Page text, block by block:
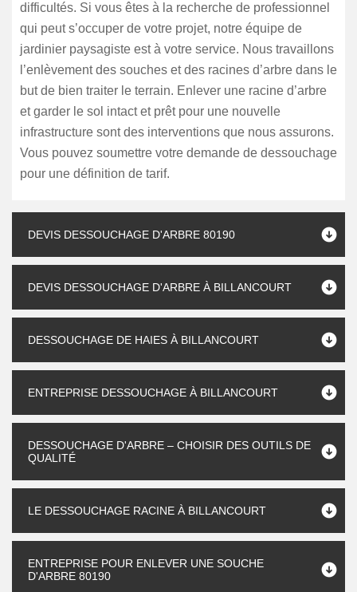
difficultés. Si vous êtes à la recherche de professionnel
qui peut s’occuper de votre projet, notre équipe de
jardinier paysagiste est à votre service. Nous travaillons
l’enlèvement des souches et des racines d’arbre dans le
but de bien traiter le terrain. Enlever une racine d’arbre
et garder le sol intact et prêt pour une nouvelle
infrastructure sont des interventions que nous assurons.
Vous pouvez soumettre votre demande de dessouchage
pour une définition de tarif.
DEVIS DESSOUCHAGE D'ARBRE 80190
DEVIS DESSOUCHAGE D'ARBRE À BILLANCOURT
DESSOUCHAGE DE HAIES À BILLANCOURT
ENTREPRISE DESSOUCHAGE À BILLANCOURT
DESSOUCHAGE D'ARBRE – CHOISIR DES OUTILS DE
QUALITÉ
LE DESSOUCHAGE RACINE À BILLANCOURT
ENTREPRISE POUR ENLEVER UNE SOUCHE
D'ARBRE 80190